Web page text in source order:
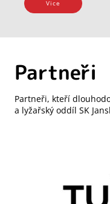
Vice
Partneři
Partneři, kteří
a lyžařský oddíl SK